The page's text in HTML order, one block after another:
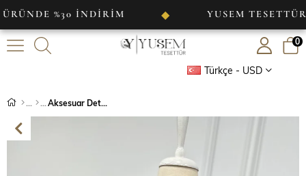
%30 İNDİRİM ◆ YUSEM TESETTÜR ◆
Türkçe - USD
0
Aksesuar Detaylı Abiye Siyah